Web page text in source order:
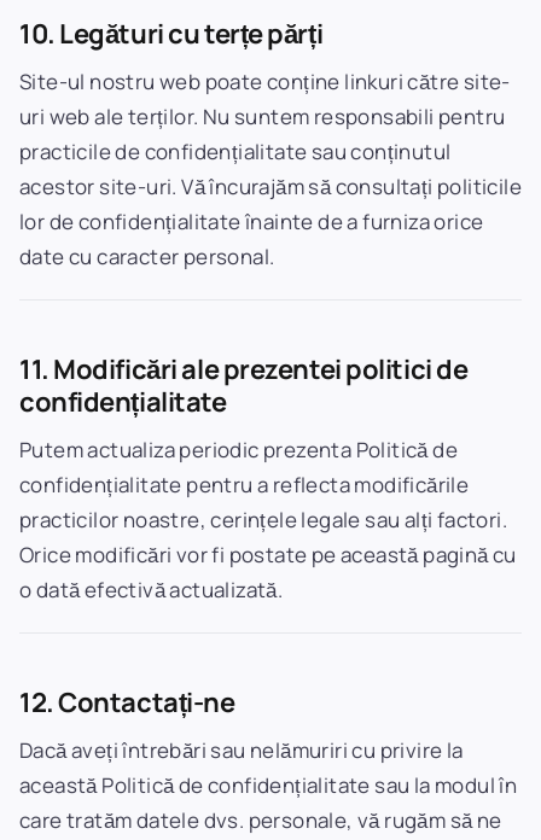
10. Legături cu terțe părți
Site-ul nostru web poate conține linkuri către site-
uri web ale terților. Nu suntem responsabili pentru
practicile de confidențialitate sau conținutul
acestor site-uri. Vă încurajăm să consultați politicile
lor de confidențialitate înainte de a furniza orice
date cu caracter personal.
11. Modificări ale prezentei politici de
confidențialitate
Putem actualiza periodic prezenta Politică de
confidențialitate pentru a reflecta modificările
practicilor noastre, cerințele legale sau alți factori.
Orice modificări vor fi postate pe această pagină cu
o dată efectivă actualizată.
12. Contactați-ne
Dacă aveți întrebări sau nelămuriri cu privire la
această Politică de confidențialitate sau la modul în
care tratăm datele dvs. personale, vă rugăm să ne